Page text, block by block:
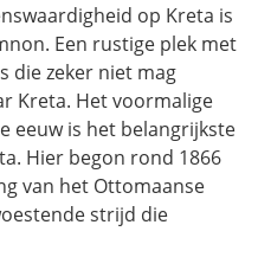
op Kreta is
Een rustige plek met
die zeker niet mag
Kreta. Het voormalige
eeuw is het belangrijkste
Hier begon rond 1866
van het Ottomaanse
strijd die